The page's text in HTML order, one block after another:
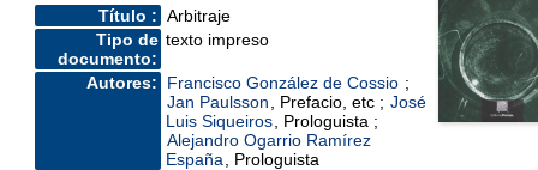
Título : Arbitraje
Tipo de
documento:
texto impreso
Autores: Francisco González de Cossio ;
Jan Paulsson
, Prefacio, etc ; José
Luis Siqueiros , Prologuista ;
Alejandro Ogarrio Ramírez
España
, Prologuista